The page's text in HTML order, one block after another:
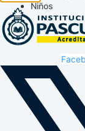
Niños